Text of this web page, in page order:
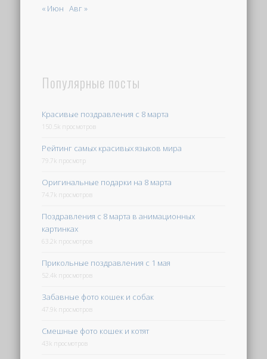
« Июн Авг »
Популярные посты
Красивые поздравления с 8 марта
150.5k просмотров
Рейтинг самых красивых языков мира
79.7k просмотр
Оригинальные подарки на 8 марта
74.7k просмотров
Поздравления с 8 марта в анимационных
картинках
63.2k просмотров
Прикольные поздравления с 1 мая
52.4k просмотров
Забавные фото кошек и собак
47.9k просмотров
Смешные фото кошек и котят
43k просмотров